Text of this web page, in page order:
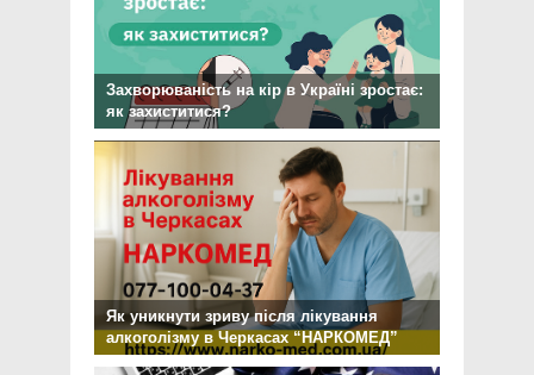
Захворюваність на кір в Україні зростає:
як захиститися?
Як уникнути зриву після лікування
алкоголізму в Черкасах “НАРКОМЕД”